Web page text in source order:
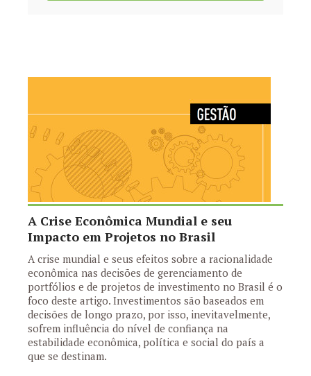
A Crise Econômica Mundial e seu
Impacto em Projetos no Brasil
A crise mundial e seus efeitos sobre a racionalidade
econômica nas decisões de gerenciamento de
portfólios e de projetos de investimento no Brasil é o
foco deste artigo. Investimentos são baseados em
decisões de longo prazo, por isso, inevitavelmente,
sofrem influência do nível de confiança na
estabilidade econômica, política e social do país a
que se destinam.